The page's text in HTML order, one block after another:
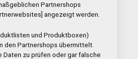
Partnershops
angezeigt werden.
und Produktboxen)
den Partnershops übermittelt.
Daten zu prüfen oder gar falsche